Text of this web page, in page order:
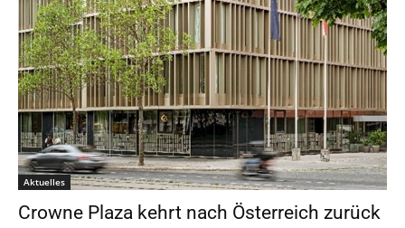
Aktuelles
Crowne Plaza kehrt nach Österreich zurück